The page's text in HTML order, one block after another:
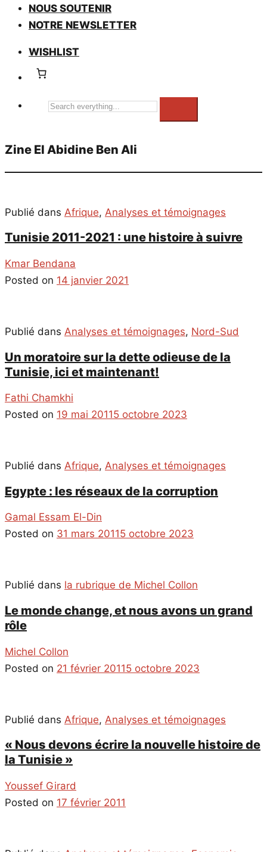
NOUS SOUTENIR
NOTRE NEWSLETTER
WISHLIST
Search
Zine El Abidine Ben Ali
Publié dans Afrique, Analyses et témoignages
Tunisie 2011-2021 : une histoire à suivre
Kmar Bendana
Posted on 14 janvier 2021
Publié dans Analyses et témoignages, Nord-Sud
Un moratoire sur la dette odieuse de la
Tunisie, ici et maintenant!
Fathi Chamkhi
Posted on 19 mai 20115 octobre 2023
Publié dans Afrique, Analyses et témoignages
Egypte : les réseaux de la corruption
Gamal Essam El-Din
Posted on 31 mars 20115 octobre 2023
Publié dans la rubrique de Michel Collon
Le monde change, et nous avons un grand
rôle
Michel Collon
Posted on 21 février 20115 octobre 2023
Publié dans Afrique, Analyses et témoignages
« Nous devons écrire la nouvelle histoire de
la Tunisie »
Youssef Girard
Posted on 17 février 2011